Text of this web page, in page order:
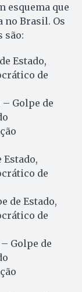
esquema que
no Brasil. Os
são:
Estado,
de
– Golpe de
Estado,
de
de Estado,
de
– Golpe de